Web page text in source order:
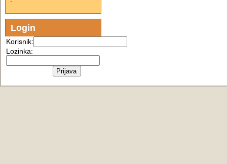
Login
Korisnik:
Lozinka: